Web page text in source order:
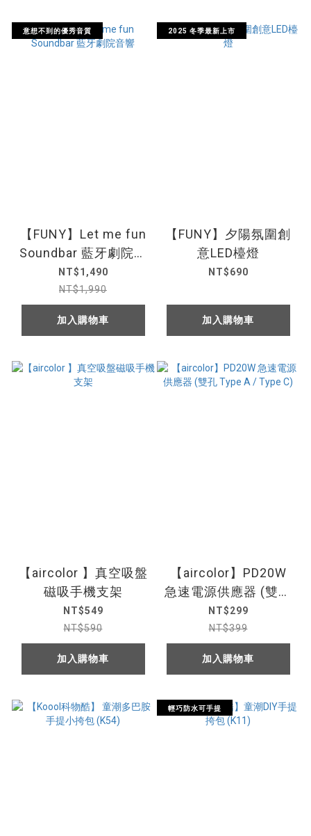
意想不到的優秀音質
【FUNY】Let me fun
Soundbar 藍牙劇院音
響
NT$1,490
NT$1,990
加入購物車
2025 冬季最新上市
【FUNY】夕陽氛圍創
意LED檯燈
NT$690
加入購物車
【aircolor 】真空吸盤
磁吸手機支架
NT$549
NT$590
加入購物車
【aircolor】PD20W
急速電源供應器 (雙孔
Type A / Type C)
NT$299
NT$399
加入購物車
輕巧防水可手提